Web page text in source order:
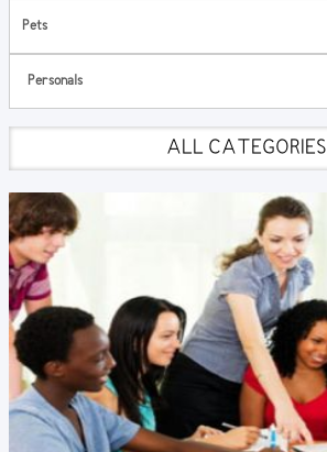
Pets
Personals
ALL CATEGORIES